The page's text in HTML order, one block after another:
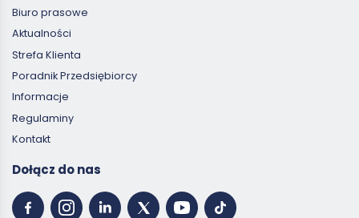
Biuro prasowe
Aktualności
Strefa Klienta
Poradnik Przedsiębiorcy
Informacje
Regulaminy
Kontakt
Dołącz do nas